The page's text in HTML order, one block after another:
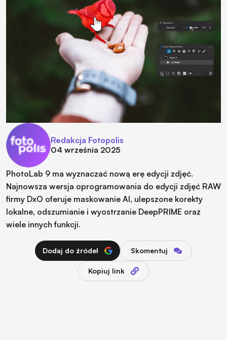
Redakcja Fotopolis
04 września 2025
PhotoLab 9 ma wyznaczać nową erę edycji zdjęć.
Najnowsza wersja oprogramowania do edycji zdjęć RAW
firmy DxO oferuje maskowanie AI, ulepszone korekty
lokalne, odszumianie i wyostrzanie DeepPRIME oraz
wiele innych funkcji.
Dodaj do źródeł Skomentuj
Kopiuj link